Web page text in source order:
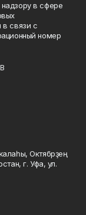
в сфере
в связи с
номер
Октябрҙең
г. Уфа, ул.